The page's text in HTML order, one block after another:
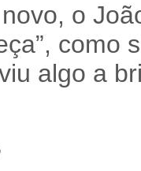
o
como
algo a